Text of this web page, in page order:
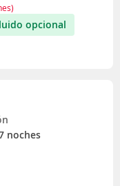
opcional
noches